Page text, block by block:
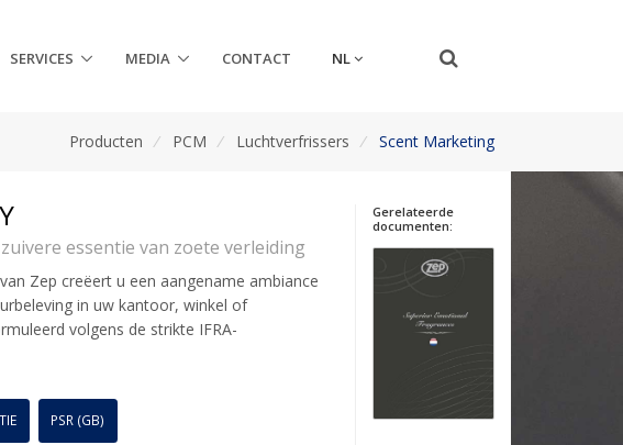
SERVICES MEDIA CONTACT NL
Producten / PCM / Luchtverfrissers / Scent Marketing
essentie van zoete verleiding
Zep creëert u een aangename ambiance
in uw kantoor, winkel of
volgens de strikte IFRA-
PSR (GB)
Gerelateerde
documenten: